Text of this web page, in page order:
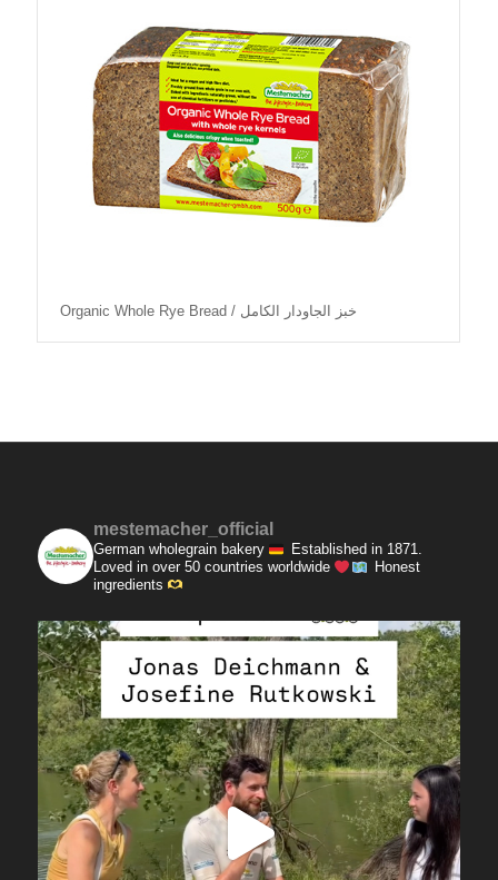
Organic Whole Rye Bread / خبز الجاودار الكامل
mestemacher_official
German wholegrain bakery
Established in 1871.
Loved in over 50 countries worldwide
Honest
ingredients